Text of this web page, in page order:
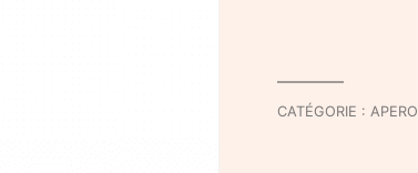
CATÉGORIE :APERO